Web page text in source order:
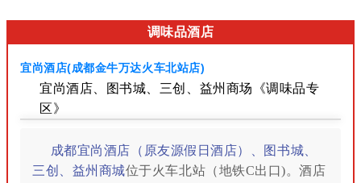
调味品酒店
宜尚酒店(成都金牛万达火车北站店)
宜尚酒店、图书城、三创、益州商场《调味品专
区》
成都宜尚酒店（原友源假日酒店）、图书城、
三创、益州商城位于火车北站（地铁C出口)。酒店